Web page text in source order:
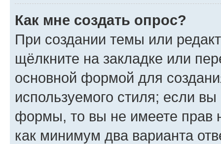
Как мне создать опрос?
При создании темы или
щёлкните на закладке или
основной формой для
используемого стиля; если
формы, то вы не имеете прав
как минимум два варианта